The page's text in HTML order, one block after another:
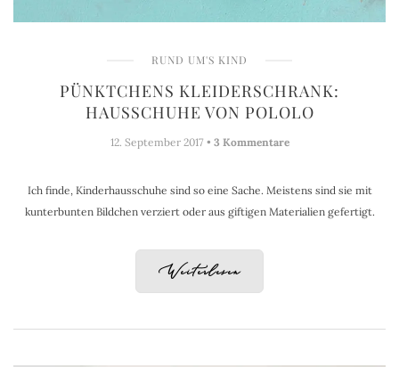
RUND UM'S KIND
PÜNKTCHENS KLEIDERSCHRANK:
HAUSSCHUHE VON POLOLO
12. September 2017 • 3 Kommentare
Ich finde, Kinderhausschuhe sind so eine Sache. Meistens sind sie mit
kunterbunten Bildchen verziert oder aus giftigen Materialien gefertigt.
Weiterlesen